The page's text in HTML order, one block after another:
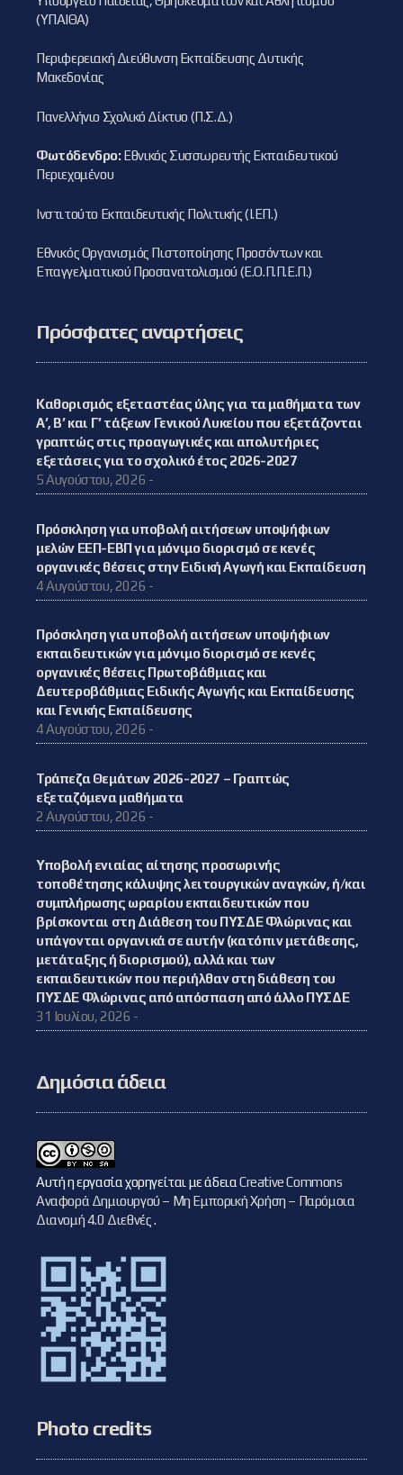
(ΥΠΑΙΘΑ)
Περιφερειακή Διεύθυνση Εκπαίδευσης Δυτικής
Μακεδονίας
Πανελλήνιο Σχολικό Δίκτυο (Π.Σ.Δ.)
Φωτόδενδρο:Εθνικός Συσσωρευτής Εκπαιδευτικού
Περιεχομένου
Ινστιτούτο Εκπαιδευτικής Πολιτικής (Ι.ΕΠ.)
Εθνικός Οργανισμός Πιστοποίησης Προσόντων και
Επαγγελματικού Προσανατολισμού (Ε.Ο.Π.Π.Ε.Π.)
Πρόσφατες αναρτήσεις
Καθορισμός εξεταστέας ύλης για τα μαθήματα των
Α’, Β’ και Γ’ τάξεων Γενικού Λυκείου που εξετάζονται
γραπτώς στις προαγωγικές και απολυτήριες
εξετάσεις για το σχολικό έτος 2026-2027
5 Αυγούστου, 2026 -
Πρόσκληση για υποβολή αιτήσεων υποψήφιων
μελών ΕΕΠ-ΕΒΠ για μόνιμο διορισμό σε κενές
οργανικές θέσεις στην Ειδική Αγωγή και Εκπαίδευση
4 Αυγούστου, 2026 -
Πρόσκληση για υποβολή αιτήσεων υποψήφιων
εκπαιδευτικών για μόνιμο διορισμό σε κενές
οργανικές θέσεις Πρωτοβάθμιας και
Δευτεροβάθμιας Ειδικής Αγωγής και Εκπαίδευσης
και Γενικής Εκπαίδευσης
4 Αυγούστου, 2026 -
Τράπεζα Θεμάτων 2026-2027 – Γραπτώς
εξεταζόμενα μαθήματα
2 Αυγούστου, 2026 -
Υποβολή ενιαίας αίτησης προσωρινής
τοποθέτησης κάλυψης λειτουργικών αναγκών, ή/και
συμπλήρωσης ωραρίου εκπαιδευτικών που
βρίσκονται στη Διάθεση του ΠΥΣΔΕ Φλώρινας και
υπάγονται οργανικά σε αυτήν (κατόπιν μετάθεσης,
μετάταξης ή διορισμού), αλλά και των
εκπαιδευτικών που περιήλθαν στη διάθεση του
ΠΥΣΔΕ Φλώρινας από απόσπαση από άλλο ΠΥΣΔΕ
31 Ιουλίου, 2026 -
Δημόσια άδεια
Αυτή η εργασία χορηγείται με άδειαCreative Commons
Αναφορά Δημιουργού – Μη Εμπορική Χρήση – Παρόμοια
Διανομή 4.0 Διεθνές.
Photo credits